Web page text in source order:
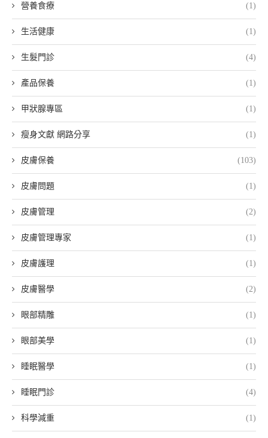
營養食療 (1)
生活健康 (1)
生髮門診 (4)
產品保養 (1)
甲狀腺專區 (1)
瘦身文獻 網路分享 (1)
皮膚保養 (103)
皮膚問題 (1)
皮膚管理 (2)
皮膚管理專家 (1)
皮膚護理 (1)
皮膚醫學 (2)
眼部精雕 (1)
眼部美學 (1)
睡眠醫學 (1)
睡眠門診 (4)
科學減重 (1)